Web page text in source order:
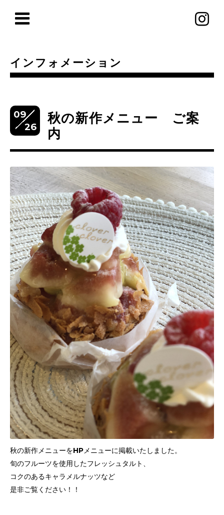
インフォメーション
09
26
秋の新作メニュー ご案
内
秋の新作メニューをHPメニューに掲載いたしました。
旬のフルーツを使用したフレッシュタルト、
コクのあるキャラメルナッツなど
是非ご覧ください！！